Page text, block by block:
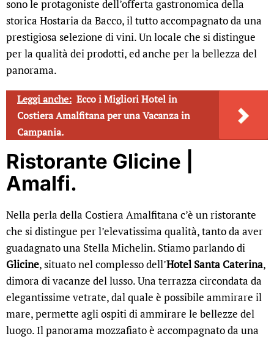
sono le protagoniste dell’offerta gastronomica della
storica Hostaria da Bacco, il tutto accompagnato da una
prestigiosa selezione di vini. Un locale che si distingue
per la qualità dei prodotti, ed anche per la bellezza del
panorama.
Leggi anche: Ecco i Migliori Hotel in
Costiera Amalfitana per una Vacanza in
Campania.
Ristorante Glicine |
Amalfi.
Nella perla della Costiera Amalfitana c’è un ristorante
che si distingue per l’elevatissima qualità, tanto da aver
guadagnato una Stella Michelin. Stiamo parlando di
Glicine, situato nel complesso dell’Hotel Santa Caterina,
dimora di vacanze del lusso. Una terrazza circondata da
elegantissime vetrate, dal quale è possibile ammirare il
mare, permette agli ospiti di ammirare le bellezze del
luogo. Il panorama mozzafiato è accompagnato da una